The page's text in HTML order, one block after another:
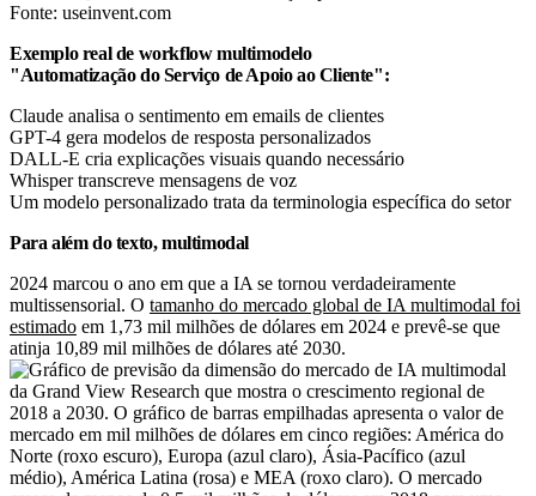
Fonte: useinvent.com
Exemplo real de workflow multimodelo
"Automatização do Serviço de Apoio ao Cliente":
Claude analisa o sentimento em emails de clientes
GPT-4 gera modelos de resposta personalizados
DALL-E cria explicações visuais quando necessário
Whisper transcreve mensagens de voz
Um modelo personalizado trata da terminologia específica do setor
Para além do texto, multimodal
2024 marcou o ano em que a IA se tornou verdadeiramente
multissensorial. O tamanho do mercado global de IA multimodal foi
estimado em 1,73 mil milhões de dólares em 2024 e prevê-se que
atinja 10,89 mil milhões de dólares até 2030.